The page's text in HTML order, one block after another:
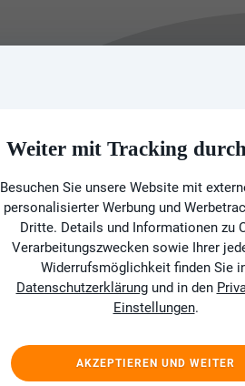
Weiter mit Tracking
Besuchen Sie unsere Website mit
personalisierter Werbung und
Dritte. Details und Informationen zu
Verarbeitungszwecken sowie Ihrer
Widerrufsmöglichkeit finden Sie
Datenschutzerklärungund in den
Einstellungen.
AKZEPTIEREN UND WEITER